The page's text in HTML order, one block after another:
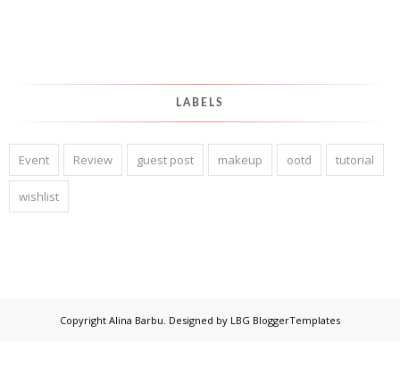
LABELS
Event Review guest post makeup ootd tutorial
wishlist
Copyright Alina Barbu. Designed by LBG BloggerTemplates